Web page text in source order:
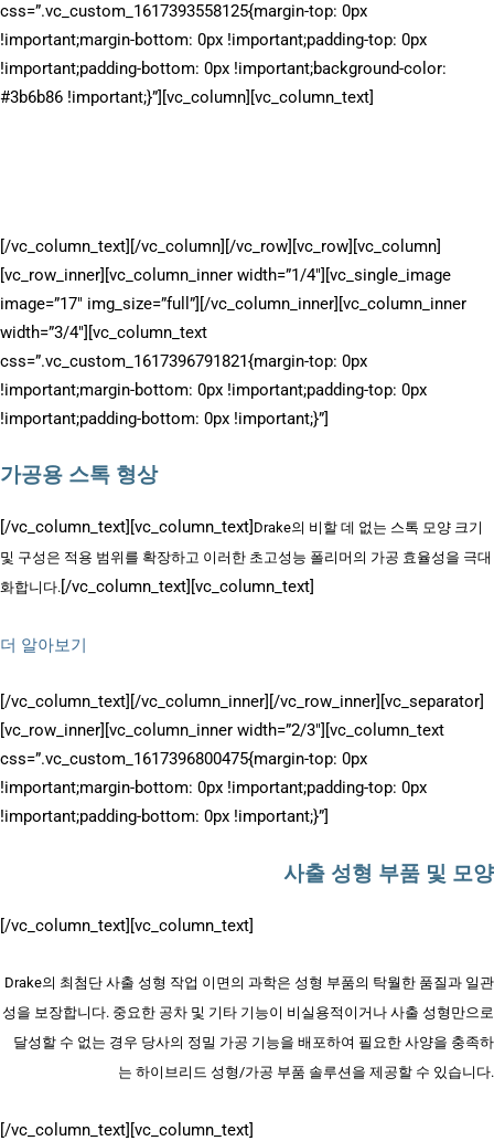
css=”.vc_custom_1617393558125{margin-top: 0px
!important;margin-bottom: 0px !important;padding-top: 0px
!important;padding-bottom: 0px !important;background-color:
#3b6b86 !important;}”][vc_column][vc_column_text]
[/vc_column_text][/vc_column][/vc_row][vc_row][vc_column]
[vc_row_inner][vc_column_inner width=”1/4″][vc_single_image
image=”17″ img_size=”full”][/vc_column_inner][vc_column_inner
width=”3/4″][vc_column_text
css=”.vc_custom_1617396791821{margin-top: 0px
!important;margin-bottom: 0px !important;padding-top: 0px
!important;padding-bottom: 0px !important;}”]
가공용 스톡 형상
[/vc_column_text][vc_column_text] Drake의 비할 데 없는 스톡 모양 크기
및 구성은 적용 범위를 확장하고 이러한 초고성능 폴리머의 가공 효율성을 극대
화합니다.[/vc_column_text][vc_column_text]
더 알아보기
[/vc_column_text][/vc_column_inner][/vc_row_inner][vc_separator]
[vc_row_inner][vc_column_inner width=”2/3″][vc_column_text
css=”.vc_custom_1617396800475{margin-top: 0px
!important;margin-bottom: 0px !important;padding-top: 0px
!important;padding-bottom: 0px !important;}”]
사출 성형 부품 및 모양
[/vc_column_text][vc_column_text]
Drake의 최첨단 사출 성형 작업 이면의 과학은 성형 부품의 탁월한 품질과 일관
성을 보장합니다. 중요한 공차 및 기타 기능이 비실용적이거나 사출 성형만으로
달성할 수 없는 경우 당사의 정밀 가공 기능을 배포하여 필요한 사양을 충족하
는 하이브리드 성형/가공 부품 솔루션을 제공할 수 있습니다.
[/vc_column_text][vc_column_text]